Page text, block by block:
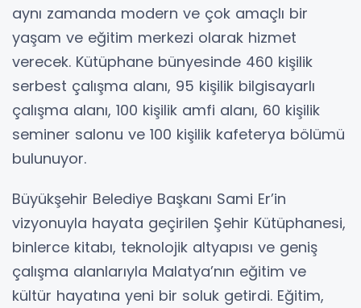
aynı zamanda modern ve çok amaçlı bir
yaşam ve eğitim merkezi olarak hizmet
verecek. Kütüphane bünyesinde 460 kişilik
serbest çalışma alanı, 95 kişilik bilgisayarlı
çalışma alanı, 100 kişilik amfi alanı, 60 kişilik
seminer salonu ve 100 kişilik kafeterya bölümü
bulunuyor.
Büyükşehir Belediye Başkanı Sami Er’in
vizyonuyla hayata geçirilen Şehir Kütüphanesi,
binlerce kitabı, teknolojik altyapısı ve geniş
çalışma alanlarıyla Malatya’nın eğitim ve
kültür hayatına yeni bir soluk getirdi. Eğitim,